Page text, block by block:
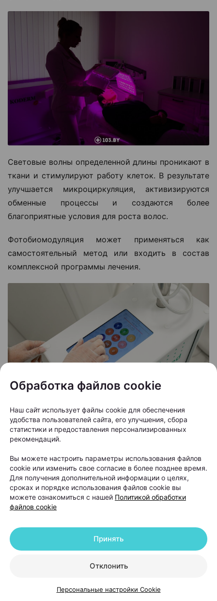
Световые волны определенной длины проникают в
ткани и стимулируют работу клеток. В результате
улучшается микроциркуляция, активизируются
обменные процессы и создаются более
благоприятные условия для роста волос.
Фотобиомодуляция может применяться как
самостоятельный метод или входить в состав
комплексной программы лечения.
«Светолечение абсолютно безболезненно. Многие
некоторые даже засыпают», —говорит врач.
Конечно, мгновенного результата ждать не стоит.
Рост волос — процесс медленный. Однако первые
изменения многие пациенты замечают уже через
несколько недель после начала лечения.
Сначала уменьшается выпадение волос, а затем
появляется так называемый пушок — новые
более плотными и крепкими. Именно этот признак
Обработка файлов cookie
Наш сайт использует файлы cookie для обеспечения
удобства пользователей сайта, его улучшения, сбора
статистики и предоставления персонализированных
рекомендаций.
Вы можете настроить параметры использования файлов
cookie или изменить свое согласие в более позднее время.
Для получения дополнительной информации о целях,
сроках и порядке использования файлов cookie вы
можете ознакомиться с нашей Политикой обработки
файлов cookie
Отклонить
Принять
Персональные настройки Cookie